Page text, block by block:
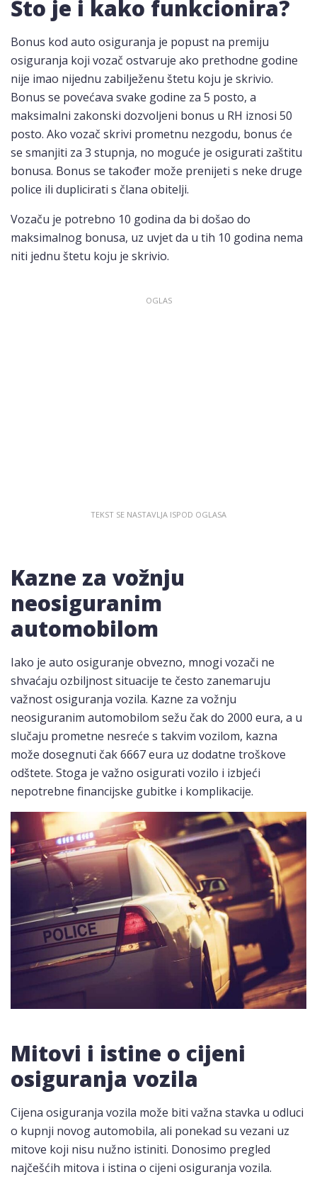
Što je i kako funkcionira?
Bonus kod auto osiguranja je popust na premiju
osiguranja koji vozač ostvaruje ako prethodne godine
nije imao nijednu zabilježenu štetu koju je skrivio.
Bonus se povećava svake godine za 5 posto, a
maksimalni zakonski dozvoljeni bonus u RH iznosi 50
posto. Ako vozač skrivi prometnu nezgodu, bonus će
se smanjiti za 3 stupnja, no moguće je osigurati zaštitu
bonusa. Bonus se također može prenijeti s neke druge
police ili duplicirati s člana obitelji.
Vozaču je potrebno 10 godina da bi došao do
maksimalnog bonusa, uz uvjet da u tih 10 godina nema
niti jednu štetu koju je skrivio.
Kazne za vožnju
neosiguranim
automobilom
Iako je auto osiguranje obvezno, mnogi vozači ne
shvaćaju ozbiljnost situacije te često zanemaruju
važnost osiguranja vozila. Kazne za vožnju
neosiguranim automobilom sežu čak do 2000 eura, a u
slučaju prometne nesreće s takvim vozilom, kazna
može dosegnuti čak 6667 eura uz dodatne troškove
odštete. Stoga je važno osigurati vozilo i izbjeći
nepotrebne financijske gubitke i komplikacije.
Mitovi i istine o cijeni
osiguranja vozila
Cijena osiguranja vozila može biti važna stavka u odluci
o kupnji novog automobila, ali ponekad su vezani uz
mitove koji nisu nužno istiniti. Donosimo pregled
najčešćih mitova i istina o cijeni osiguranja vozila.